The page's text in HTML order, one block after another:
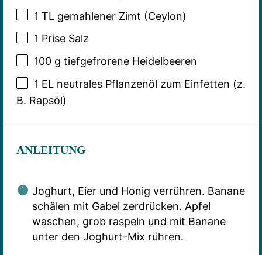
1 TL gemahlener Zimt (Ceylon)
1 Prise Salz
100 g tiefgefrorene Heidelbeeren
1 EL neutrales Pflanzenöl zum Einfetten (z.
B. Rapsöl)
ANLEITUNG
Joghurt, Eier und Honig verrühren. Banane
schälen mit Gabel zerdrücken. Apfel
waschen, grob raspeln und mit Banane
unter den Joghurt-Mix rühren.